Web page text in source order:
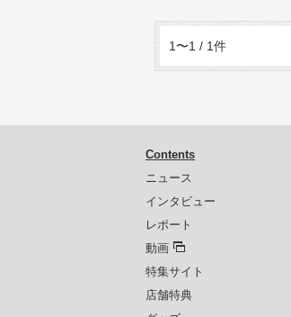
1〜1 / 1件
Contents
ニュース
インタビュー
レポート
動画
特集サイト
店舗特典